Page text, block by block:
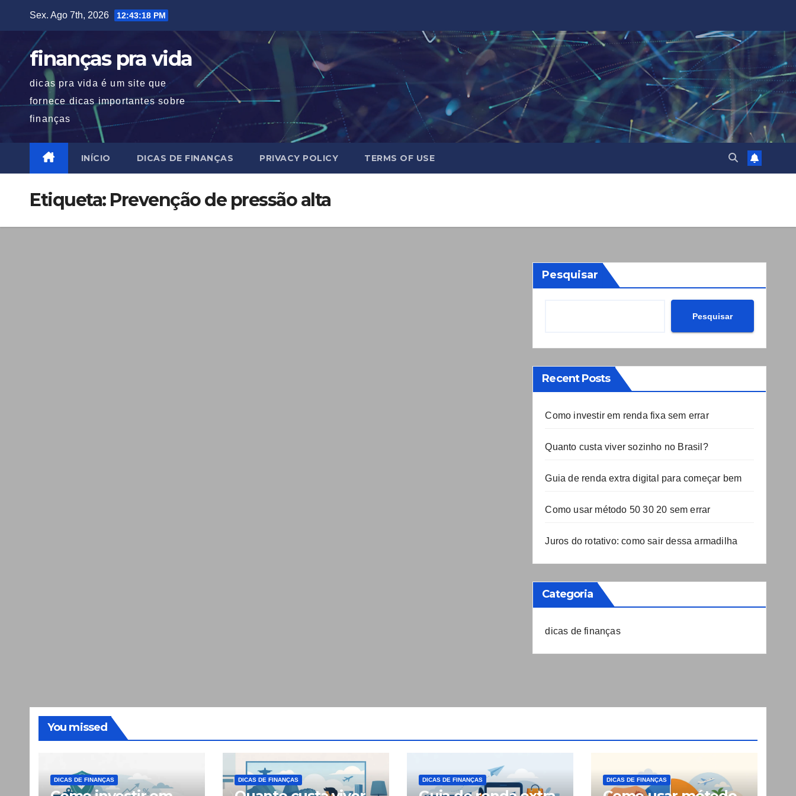
Sex. Ago 7th, 2026 12:43:18 PM
finanças pra vida
dicas pra vida é um site que
fornece dicas importantes sobre
finanças
INÍCIO DICAS DE FINANÇAS PRIVACY POLICY TERMS OF USE
Etiqueta: Prevenção de pressão alta
Pesquisar
Pesquisar
Recent Posts
Como investir em renda fixa sem errar
Quanto custa viver sozinho no Brasil?
Guia de renda extra digital para começar bem
Como usar método 50 30 20 sem errar
Juros do rotativo: como sair dessa armadilha
Categoria
dicas de finanças
You missed
DICAS DE FINANÇAS DICAS DE FINANÇAS DICAS DE FINANÇAS DICAS DE FINANÇAS